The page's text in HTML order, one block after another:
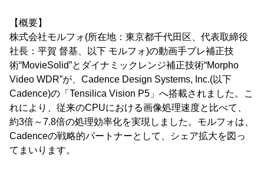
【概要】
株式会社モルフォ(所在地：東京都千代田区、代表取締役
社長：平賀 督基、以下 モルフォ)の動画手ブレ補正技
術“MovieSolid”とダイナミックレンジ補正技術“Morpho
Video WDR”が、Cadence Design Systems, Inc.(以下
Cadence)の「Tensilica Vision P5」へ搭載されました。こ
れにより、従来のCPUにおける画像処理速度と比べて、
約3倍～7.8倍の処理効率化を実現しました。モルフォは、
Cadenceの戦略的パートナーとして、シェア拡大を図っ
てまいります。